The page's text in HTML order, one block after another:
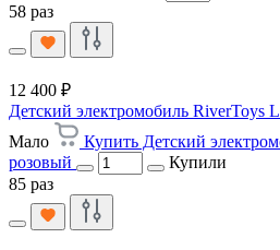
58 раз
12 400 ₽
Детский электромобиль RiverToys
Мало
Купить Детский
розовый
Купили
85 раз